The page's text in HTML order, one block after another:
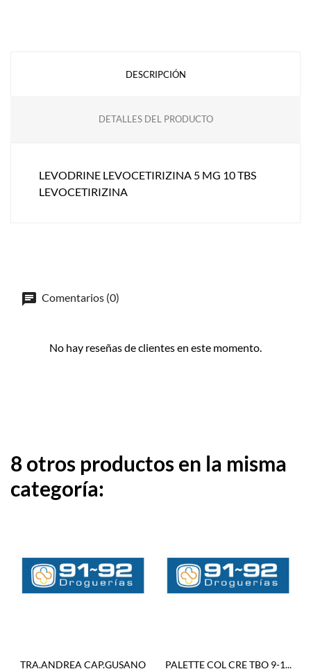
DESCRIPCIÓN
DETALLES DEL PRODUCTO
LEVODRINE LEVOCETIRIZINA 5 MG 10 TBS
LEVOCETIRIZINA
Comentarios (0)
No hay reseñas de clientes en este momento.
8 otros productos en la misma
categoría:
TRA.ANDREA CAP.GUSANO PALETTE COL CRE TBO 9-1...